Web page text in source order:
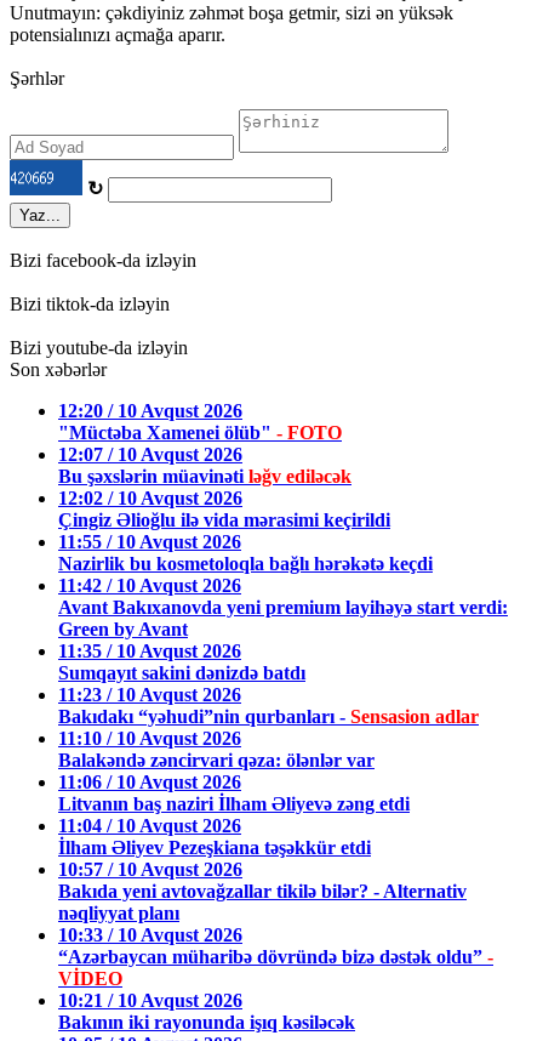
Unutmayın: çəkdiyiniz zəhmət boşa getmir, sizi ən yüksək
potensialınızı açmağa aparır.
Şərhlər
↻
Yaz...
Bizi facebook-da izləyin
Bizi tiktok-da izləyin
Bizi youtube-da izləyin
Son xəbərlər
12:20 / 10 Avqust 2026
"Müctəba Xamenei ölüb" - FOTO
12:07 / 10 Avqust 2026
Bu şəxslərin müavinəti ləğv ediləcək
12:02 / 10 Avqust 2026
Çingiz Əlioğlu ilə vida mərasimi keçirildi
11:55 / 10 Avqust 2026
Nazirlik bu kosmetoloqla bağlı hərəkətə keçdi
11:42 / 10 Avqust 2026
Avant Bakıxanovda yeni premium layihəyə start verdi:
Green by Avant
11:35 / 10 Avqust 2026
Sumqayıt sakini dənizdə batdı
11:23 / 10 Avqust 2026
Bakıdakı “yəhudi”nin qurbanları - Sensasion adlar
11:10 / 10 Avqust 2026
Balakəndə zəncirvari qəza: ölənlər var
11:06 / 10 Avqust 2026
Litvanın baş naziri İlham Əliyevə zəng etdi
11:04 / 10 Avqust 2026
İlham Əliyev Pezeşkiana təşəkkür etdi
10:57 / 10 Avqust 2026
Bakıda yeni avtovağzallar tikilə bilər? - Alternativ
nəqliyyat planı
10:33 / 10 Avqust 2026
“Azərbaycan müharibə dövründə bizə dəstək oldu” -
VİDEO
10:21 / 10 Avqust 2026
Bakının iki rayonunda işıq kəsiləcək